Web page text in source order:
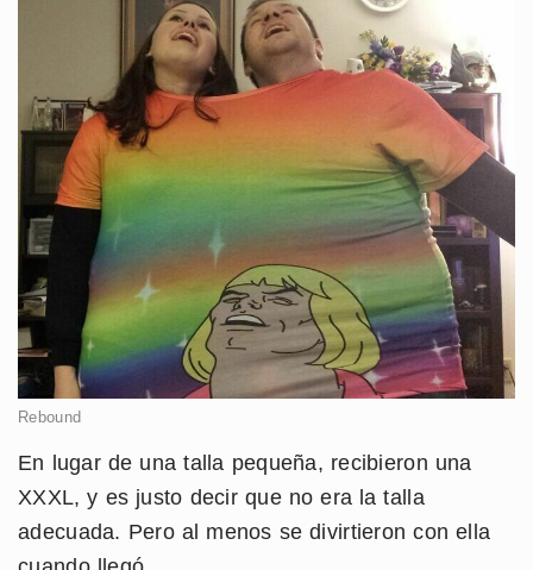
Rebound
En lugar de una talla pequeña, recibieron una
XXXL, y es justo decir que no era la talla
adecuada. Pero al menos se divirtieron con ella